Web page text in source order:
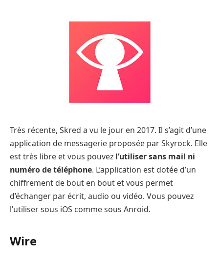
Très récente, Skred a vu le jour en 2017. Il s’agit d’une
application de messagerie proposée par Skyrock. Elle
est très libre et vous pouvez l’utiliser sans mail ni
numéro de téléphone. L’application est dotée d’un
chiffrement de bout en bout et vous permet
d’échanger par écrit, audio ou vidéo. Vous pouvez
l’utiliser sous iOS comme sous Anroid.
Wire